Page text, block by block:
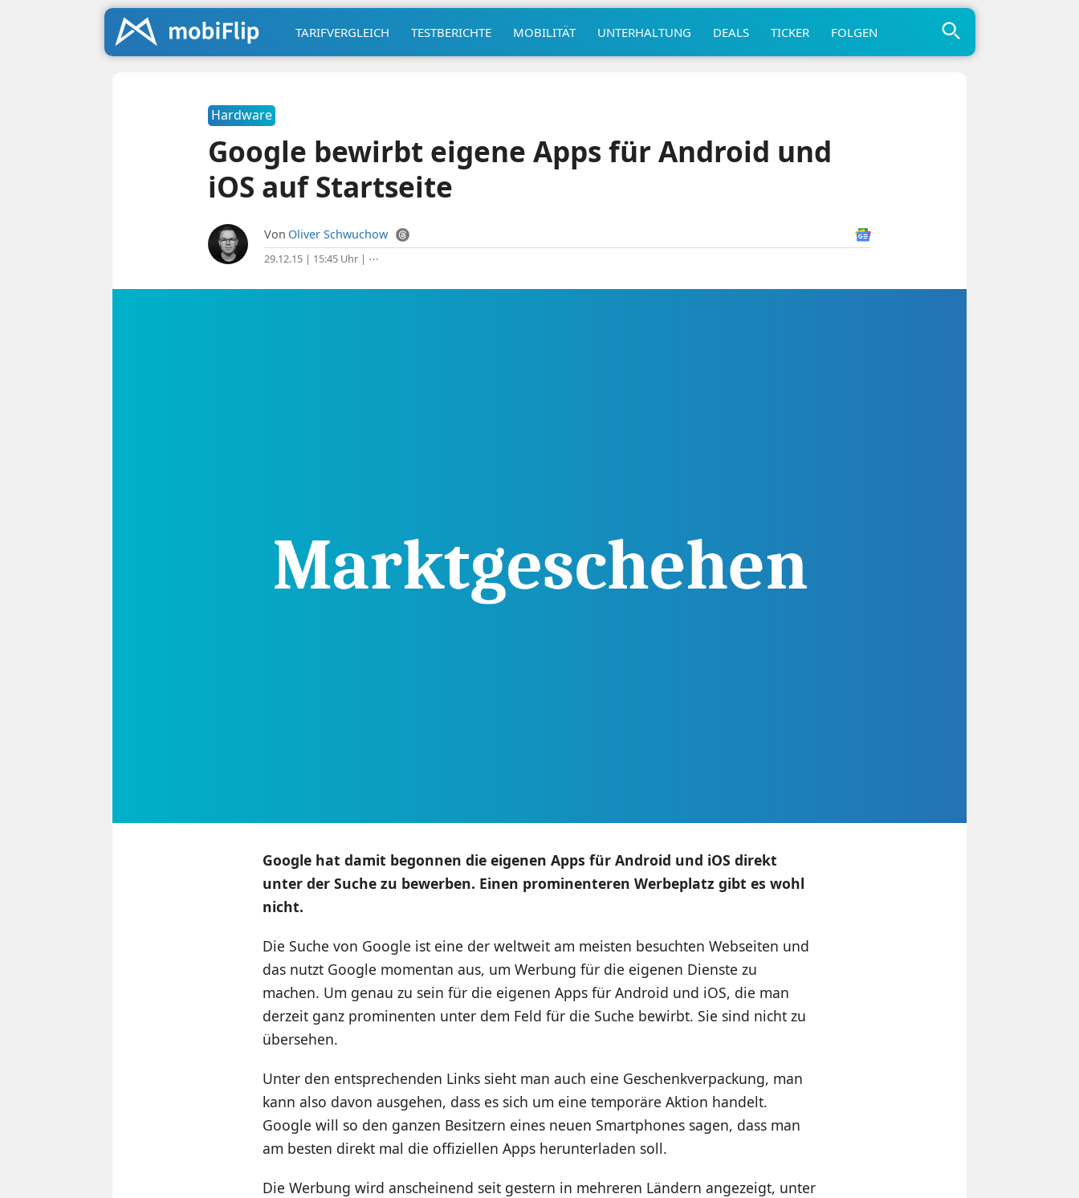
TARIFVERGLEICH TESTBERICHTE MOBILITÄT UNTERHALTUNG DEALS TICKER FOLGEN
Hardware
Google bewirbt eigene Apps für Android und
iOS auf Startseite
Von Oliver Schwuchow
29.12.15 | 15:45 Uhr| ⋯
Google hat damit begonnen die eigenen Apps für Android und iOS direkt
unter der Suche zu bewerben. Einen prominenteren Werbeplatz gibt es wohl
nicht.
Die Suche von Google ist eine der weltweit am meisten besuchten Webseiten und
das nutzt Google momentan aus, um Werbung für die eigenen Dienste zu
machen. Um genau zu sein für die eigenen Apps für Android und iOS, die man
derzeit ganz prominenten unter dem Feld für die Suche bewirbt. Sie sind nicht zu
übersehen.
Unter den entsprechenden Links sieht man auch eine Geschenkverpackung, man
kann also davon ausgehen, dass es sich um eine temporäre Aktion handelt.
Google will so den ganzen Besitzern eines neuen Smartphones sagen, dass man
am besten direkt mal die offiziellen Apps herunterladen soll.
Die Werbung wird anscheinend seit gestern in mehreren Ländern angezeigt, unter